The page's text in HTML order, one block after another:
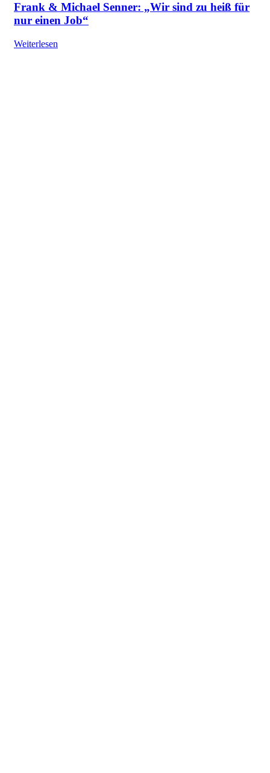
Frank & Michael Senner: „Wir sind zu heiß für
nur einen Job“
Weiterlesen